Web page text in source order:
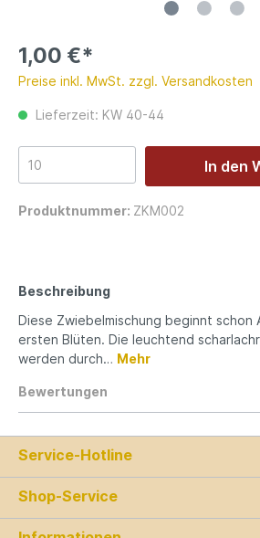
1,00 €*
Preise inkl. MwSt. zzgl. Versandkosten
Lieferzeit: KW 40-44
In den
Produktnummer: ZKM002
Beschreibung
Diese Zwiebelmischung beginnt schon
ersten Blüten. Die leuchtend
werden durch… Mehr
Bewertungen
Service-Hotline
Shop-Service